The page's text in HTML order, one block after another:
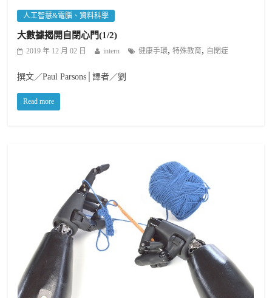
人工智慧&電腦、資料科學
大數據揭開自閉心門(1/2)
2019 年 12 月 02 日 intern 健康手環,特殊教育, 自閉症
撰文／Paul Parsons│譯者／劉
Read more